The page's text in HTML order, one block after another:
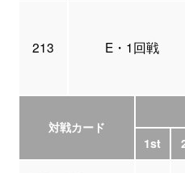
213 E・1回戦
対戦カード
1st